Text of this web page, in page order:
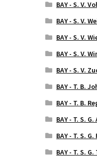
BAY - S. V.
BAY - S. V.
BAY - S. V.
BAY - S. V.
BAY - S. V.
BAY - T. B.
BAY - T. B.
BAY - T. S.
BAY - T. S.
BAY - T. S.